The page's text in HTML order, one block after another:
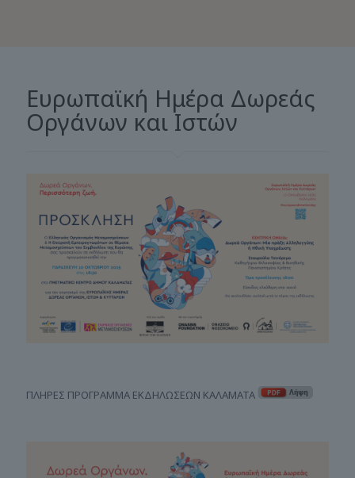
Ευρωπαϊκή Ημέρα Δωρεάς
Οργάνων και Ιστών
ΠΛΗΡΕΣ ΠΡΟΓΡΑΜΜΑ ΕΚΔΗΛΩΣΕΩΝ ΚΑΛΑΜΑΤΑ